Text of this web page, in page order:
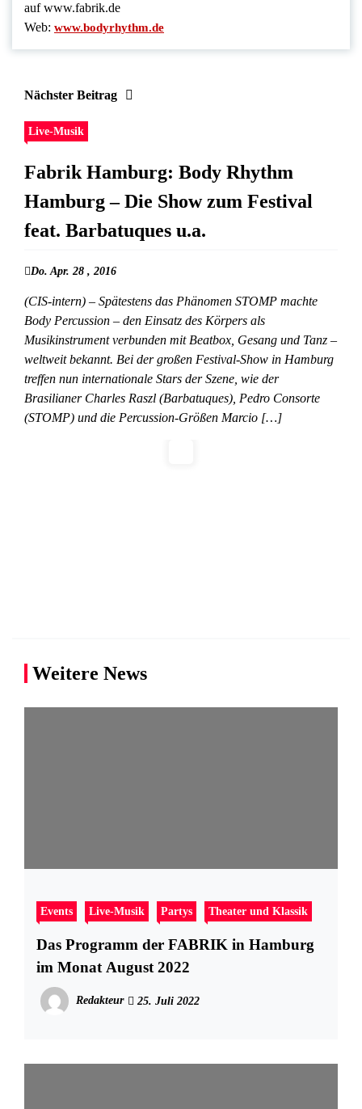
auf www.fabrik.de
Web: www.bodyrhythm.de
Nächster Beitrag
Live-Musik
Fabrik Hamburg: Body Rhythm
Hamburg – Die Show zum Festival
feat. Barbatuques u.a.
Do. Apr. 28 , 2016
(CIS-intern) – Spätestens das Phänomen STOMP machte
Body Percussion – den Einsatz des Körpers als
Musikinstrument verbunden mit Beatbox, Gesang und Tanz –
weltweit bekannt. Bei der großen Festival-Show in Hamburg
treffen nun internationale Stars der Szene, wie der
Brasilianer Charles Raszl (Barbatuques), Pedro Consorte
(STOMP) und die Percussion-Größen Marcio […]
Weitere News
Events Live-Musik Partys Theater und Klassik
Das Programm der FABRIK in Hamburg
im Monat August 2022
Redakteur 25. Juli 2022